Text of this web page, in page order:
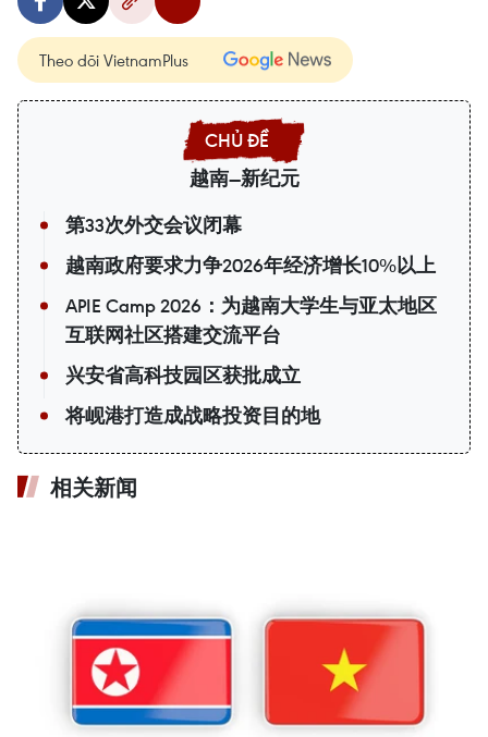
Theo dõi VietnamPlus
越南—新纪元
第33次外交会议闭幕
越南政府要求力争2026年经济增长10%以上
APIE Camp 2026：为越南大学生与亚太地区
互联网社区搭建交流平台
兴安省高科技园区获批成立
将岘港打造成战略投资目的地
相关新闻